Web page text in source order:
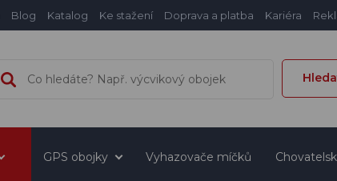
Blog Katalog Ke stažení Doprava a platba Kariéra
GPS obojky Vyhazovače míčků